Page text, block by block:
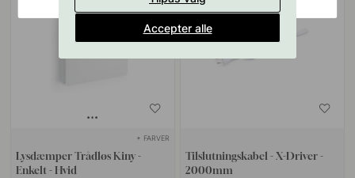
+ FARVER
Lysdæmper Trådløs Kiny -
Enkelt - Hvid
Tilslutningskabel - X-Driver -
2000mm
Accepter alle